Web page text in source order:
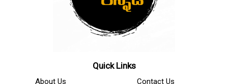
Quick Links
About Us Contact Us